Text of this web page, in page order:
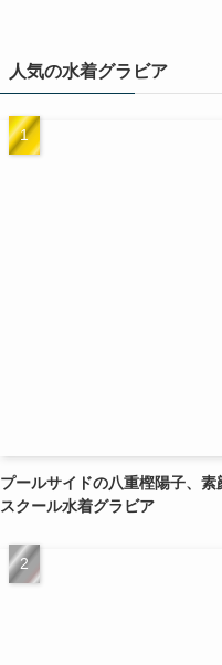
人気の水着グラビア
プールサイドの八重樫陽子、素
スクール水着グラビア